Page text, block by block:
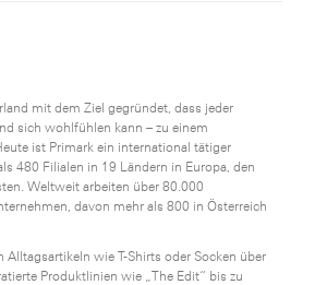
mit dem Ziel gegründet, dass jeder
sich wohlfühlen kann – zu einem
ist Primark ein international tätiger
480 Filialen in 19 Ländern in Europa, den
Weltweit arbeiten über 80.000
davon mehr als 800 in Österreich
Alltagsartikeln wie T-Shirts oder Socken über
Produktlinien wie „The Edit“ bis zu